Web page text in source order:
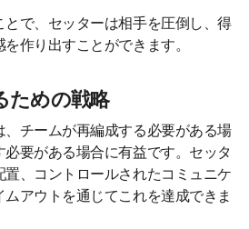
とで、セッターは相手を圧倒し、得
作り出すことができます。
ための戦略
チームが再編成する必要がある場
要がある場合に有益です。セッタ
、コントロールされたコミュニケ
アウトを通じてこれを達成できま